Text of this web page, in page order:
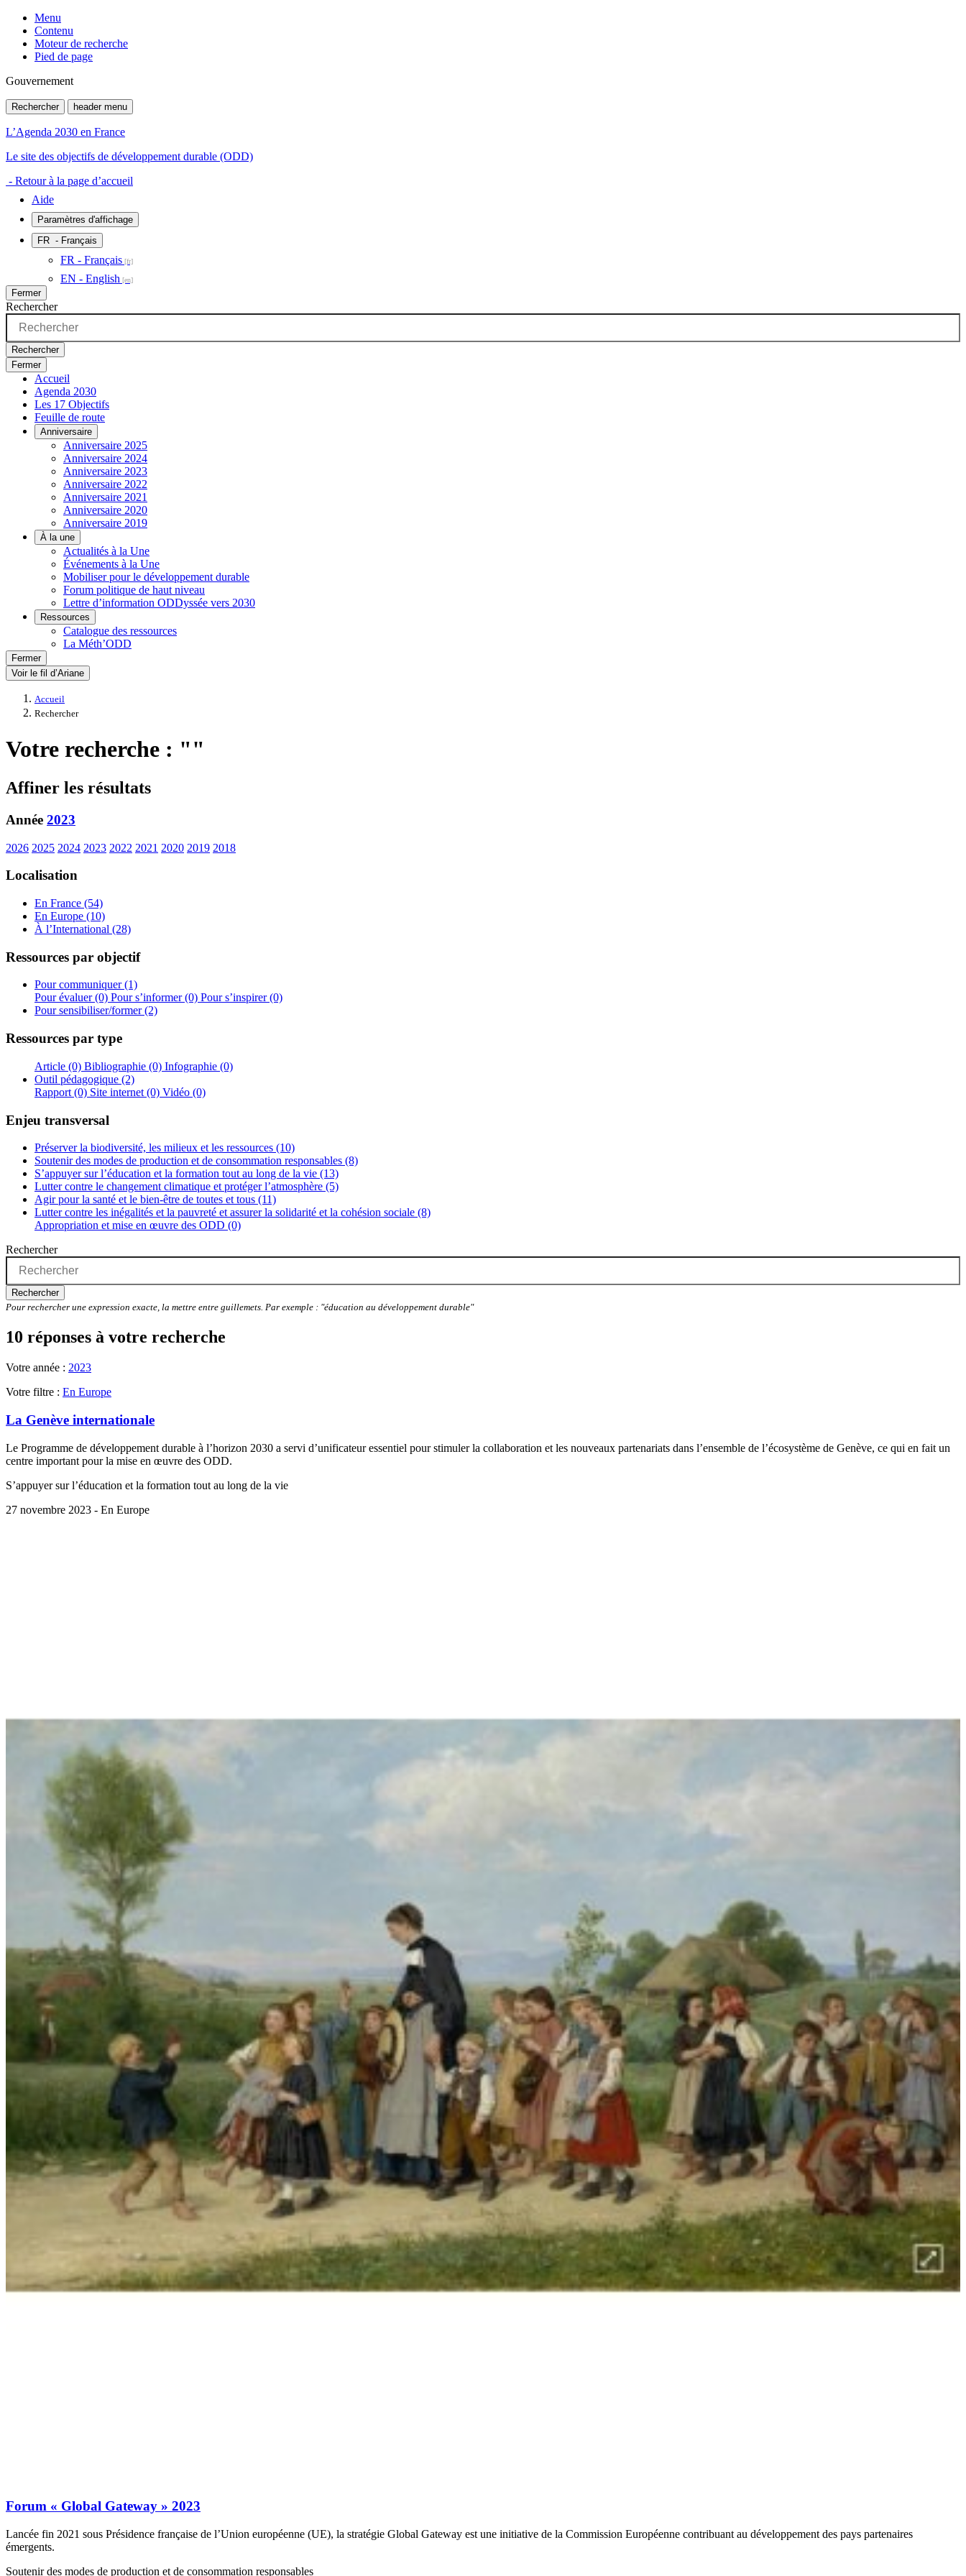
Menu
Contenu
Moteur de recherche
Pied de page
Gouvernement
Rechercher header menu
L’Agenda 2030 en France
Le site des objectifs de développement durable (ODD)
- Retour à la page d’accueil
Aide
Paramètres d'affichage
FR - Français
FR - Français
EN - English
Fermer
Rechercher
Rechercher
Fermer
Accueil
Agenda 2030
Les 17 Objectifs
Feuille de route
Anniversaire
Anniversaire 2025
Anniversaire 2024
Anniversaire 2023
Anniversaire 2022
Anniversaire 2021
Anniversaire 2020
Anniversaire 2019
À la une
Actualités à la Une
Événements à la Une
Mobiliser pour le développement durable
Forum politique de haut niveau
Lettre d’information ODDyssée vers 2030
Ressources
Catalogue des ressources
La Méth’ODD
Fermer
Voir le fil d’Ariane
Accueil
Rechercher
Votre recherche : ""
Affiner les résultats
Année 2023
2026 2025 2024 2023 2022 2021 2020 2019 2018
Localisation
En France (54)
En Europe (10)
À l’International (28)
Ressources par objectif
Pour communiquer (1)
Pour évaluer (0) Pour s’informer (0) Pour s’inspirer (0)
Pour sensibiliser/former (2)
Ressources par type
Article (0) Bibliographie (0) Infographie (0)
Outil pédagogique (2)
Rapport (0) Site internet (0) Vidéo (0)
Enjeu transversal
Préserver la biodiversité, les milieux et les ressources (10)
Soutenir des modes de production et de consommation responsables (8)
S’appuyer sur l’éducation et la formation tout au long de la vie (13)
Lutter contre le changement climatique et protéger l’atmosphère (5)
Agir pour la santé et le bien-être de toutes et tous (11)
Lutter contre les inégalités et la pauvreté et assurer la solidarité et la cohésion sociale (8)
Appropriation et mise en œuvre des ODD (0)
Rechercher
Rechercher
Pour rechercher une expression exacte, la mettre entre guillemets. Par exemple : "éducation au développement durable"
10 réponses à votre recherche
Votre année : 2023
Votre filtre : En Europe
La Genève internationale
Le Programme de développement durable à l’horizon 2030 a servi d’unificateur essentiel pour stimuler la collaboration et les nouveaux partenariats dans l’ensemble de l’écosystème de Genève, ce qui en fait un
centre important pour la mise en œuvre des ODD.
S’appuyer sur l’éducation et la formation tout au long de la vie
27 novembre 2023 - En Europe
Forum « Global Gateway » 2023
Lancée fin 2021 sous Présidence française de l’Union européenne (UE), la stratégie Global Gateway est une initiative de la Commission Européenne contribuant au développement des pays partenaires
émergents.
Soutenir des modes de production et de consommation responsables